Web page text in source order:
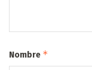
Nombre *